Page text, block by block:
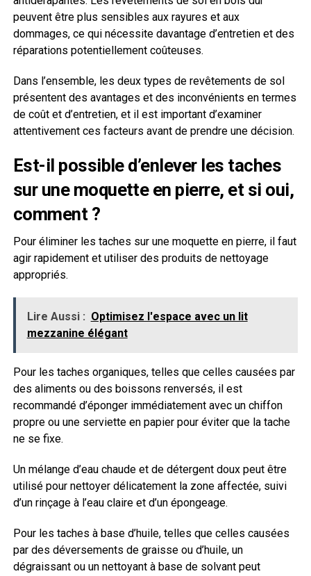
peuvent être plus sensibles aux rayures et aux
dommages, ce qui nécessite davantage d’entretien et des
réparations potentiellement coûteuses.
Dans l’ensemble, les deux types de revêtements de sol
présentent des avantages et des inconvénients en termes
de coût et d’entretien, et il est important d’examiner
attentivement ces facteurs avant de prendre une décision.
Est-il possible d’enlever les taches
sur une moquette en pierre, et si oui,
comment ?
Pour éliminer les taches sur une moquette en pierre, il faut
agir rapidement et utiliser des produits de nettoyage
appropriés.
Lire Aussi : Optimisez l'espace avec un lit
mezzanine élégant
Pour les taches organiques, telles que celles causées par
des aliments ou des boissons renversés, il est
recommandé d’éponger immédiatement avec un chiffon
propre ou une serviette en papier pour éviter que la tache
ne se fixe.
Un mélange d’eau chaude et de détergent doux peut être
utilisé pour nettoyer délicatement la zone affectée, suivi
d’un rinçage à l’eau claire et d’un épongeage.
Pour les taches à base d’huile, telles que celles causées
par des déversements de graisse ou d’huile, un
dégraissant ou un nettoyant à base de solvant peut